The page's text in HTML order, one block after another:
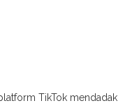
TikTok mendadak